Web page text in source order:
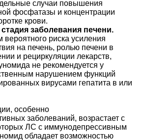
случаи повышения
фосфатазы и концентрации
крови.
заболевания печени.
риска усиления
на печень, ролью печени в
и рециркуляции лекарств,
не рекомендуется у
нарушением функций
вирусами гепатита в или
особенно
заболеваний, возрастает с
ЛС с иммунодепрессивным
обладает возможностью